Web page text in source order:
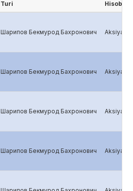
Turi Hisobot
Шарипов Бекмурод Бахронович
Шарипов Бекмурод Бахронович
Шарипов Бекмурод Бахронович
Шарипов Бекмурод Бахронович